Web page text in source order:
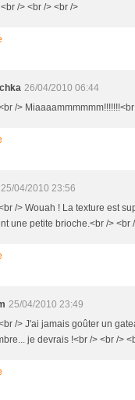
/> <br /> <br />
26/04/2010 06:44
/>
25/04/2010 23:56
/> Wouah ! La texture est
une petite brioche.<br /> <br
25/04/2010 23:49
/> J'ai jamais goûter un
je devrais !<br /> <br />